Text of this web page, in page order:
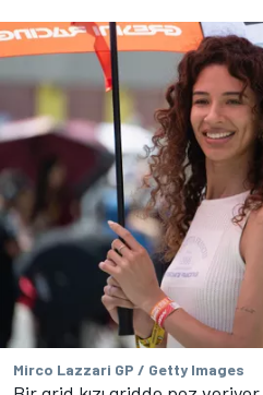
Mirco Lazzari GP / Getty Images